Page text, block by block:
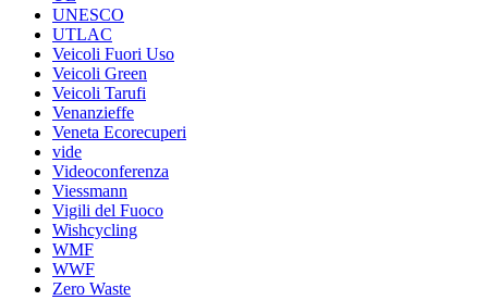
UNESCO
UTLAC
Veicoli Fuori Uso
Veicoli Green
Veicoli Tarufi
Venanzieffe
Veneta Ecorecuperi
vide
Videoconferenza
Viessmann
Vigili del Fuoco
Wishcycling
WMF
WWF
Zero Waste